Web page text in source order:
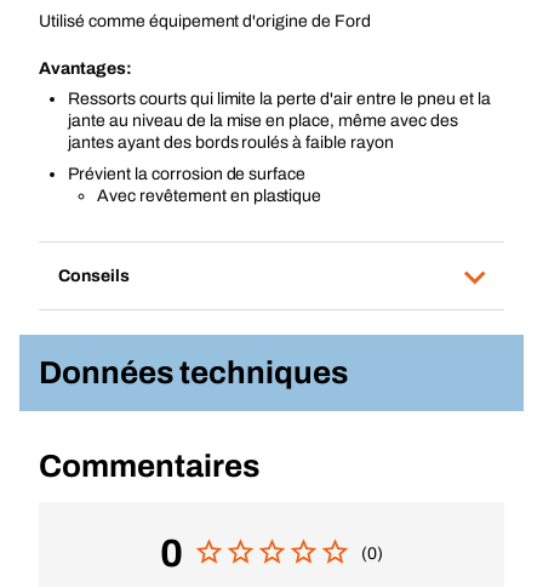
Utilisé comme équipement d'origine de Ford
Avantages:
Ressorts courts qui limite la perte d'air entre le pneu et la
jante au niveau de la mise en place, même avec des
jantes ayant des bords roulés à faible rayon
Prévient la corrosion de surface
Avec revêtement en plastique
Conseils
Données techniques
Commentaires
0 (0)